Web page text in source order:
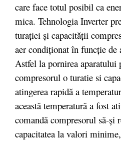
care face totul posibil ca
mica. Tehnologia Inverter
turației și capacității
aer condiționat în funcție
Astfel la pornirea aparatului
compresorul o turatie si
atingerea rapidă a
această temperatură a fost
comandă compresorul să-
capacitatea la valori